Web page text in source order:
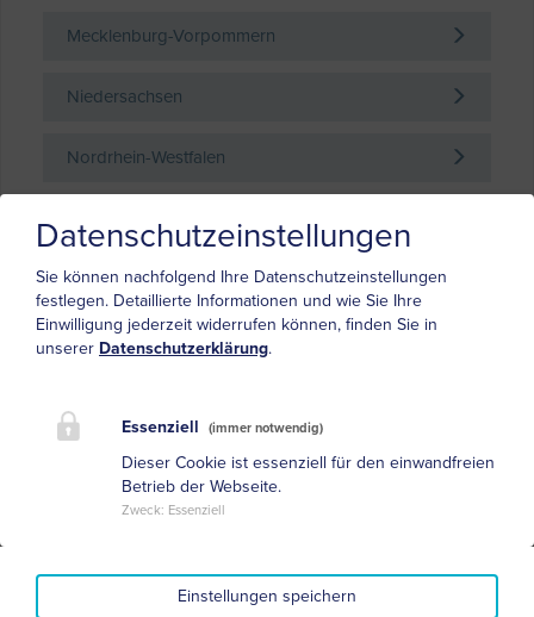
Mecklenburg-Vorpommern
Niedersachsen
Nordrhein-Westfalen
Saarland
Sachsen
Schleswig-Holstein
Thüringen
Datenschutzeinstellungen
Sie können nachfolgend Ihre Datenschutzeinstellungen
festlegen. Detaillierte Informationen und wie Sie Ihre
Einwilligung jederzeit widerrufen können, finden Sie in
unserer Datenschutzerklärung.
Essenziell (immer notwendig)
Dieser Cookie ist essenziell für den einwandfreien
Betrieb der Webseite.
Zweck: Essenziell
Einstellungen speichern